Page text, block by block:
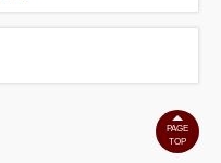
PAGE
TOP